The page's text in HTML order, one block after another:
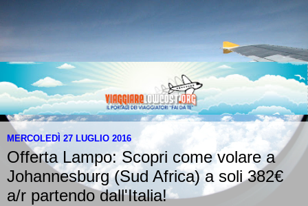
MERCOLEDÌ 27 LUGLIO 2016
Offerta Lampo: Scopri come volare a
Johannesburg (Sud Africa) a soli 382€
a/r partendo dall'Italia!